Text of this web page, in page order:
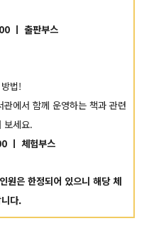
ㅣ 출판부스
법!
에서 함께 운영하는 책과 관련
보세요.
ㅣ 체험부스
원은 한정되어 있으니 해당 체
다.